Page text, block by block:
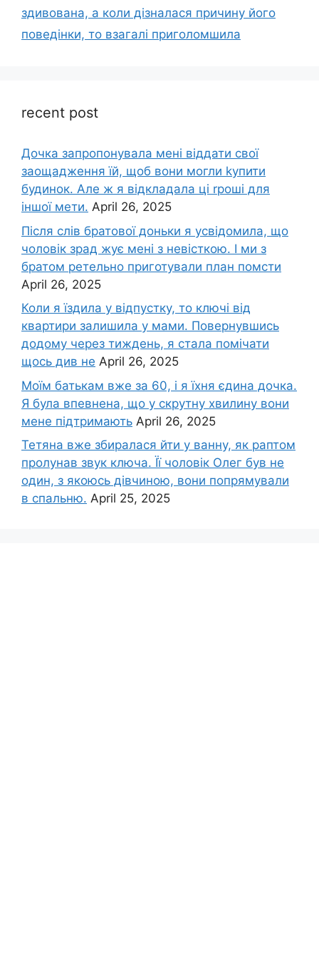
здивована, а коли дізналася причину його
поведінки, то взагалі приголомшила
recent post
Дочка запpопонувала мені віддати свої
заощадження їй, щоб вони могли kупити
будинок. Але ж я відкладала ці rроші для
іншої мети. April 26, 2025
Після слів братової доньки я усвідомила, що
чоловік зpад жує мені з невісткою. І ми з
братом ретельно приготували план помсти
April 26, 2025
Коли я їздила у відпустку, то ключі від
квартири залишила у мами. Повернувшись
додому через тиждень, я стала помічати
щось див не April 26, 2025
Моїм батькам вже за 60, і я їхня єдина дочка.
Я була впевнена, що у скрутну хвилину вони
мене підтримають April 26, 2025
Тетяна вже збиралася йти у ванну, як раптом
пролунав звук ключа. Її чоловік Олег був не
один, з якоюсь дівчиною, вони попрямували
в спальню. April 25, 2025